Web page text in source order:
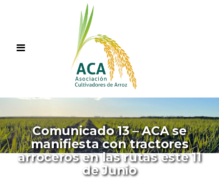
Comunicado 13 – ACA se
manifiesta con tractores
arroceros en las rutas este 11
de Junio